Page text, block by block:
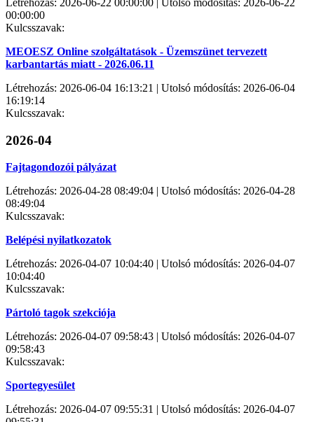
Létrehozás: 2026-06-22 00:00:00 | Utolsó módosítás: 2026-06-22
00:00:00
Kulcsszavak:
MEOESZ Online szolgáltatások - Üzemszünet tervezett
karbantartás miatt - 2026.06.11
Létrehozás: 2026-06-04 16:13:21 | Utolsó módosítás: 2026-06-04
16:19:14
Kulcsszavak:
2026-04
Fajtagondozói pályázat
Létrehozás: 2026-04-28 08:49:04 | Utolsó módosítás: 2026-04-28
08:49:04
Kulcsszavak:
Belépési nyilatkozatok
Létrehozás: 2026-04-07 10:04:40 | Utolsó módosítás: 2026-04-07
10:04:40
Kulcsszavak:
Pártoló tagok szekciója
Létrehozás: 2026-04-07 09:58:43 | Utolsó módosítás: 2026-04-07
09:58:43
Kulcsszavak:
Sportegyesület
Létrehozás: 2026-04-07 09:55:31 | Utolsó módosítás: 2026-04-07